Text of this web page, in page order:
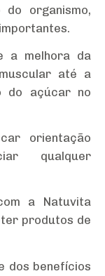
do organismo,
a melhora da
até a
do açúcar no
orientação
qualquer
a Natuvita
produtos de
dos benefícios